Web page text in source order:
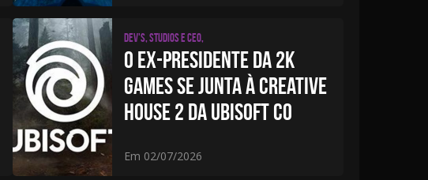
Dev's, studios e CEO,
O EX-PRESIDENTE DA 2K
GAMES SE JUNTA À CREATIVE
HOUSE 2 DA UBISOFT CO
Em 02/07/2026